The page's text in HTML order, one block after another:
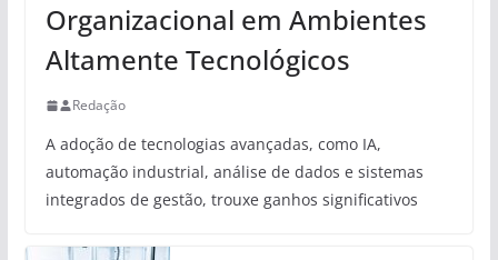
Organizacional em Ambientes
Altamente Tecnológicos
Redação
A adoção de tecnologias avançadas, como IA,
automação industrial, análise de dados e sistemas
integrados de gestão, trouxe ganhos significativos